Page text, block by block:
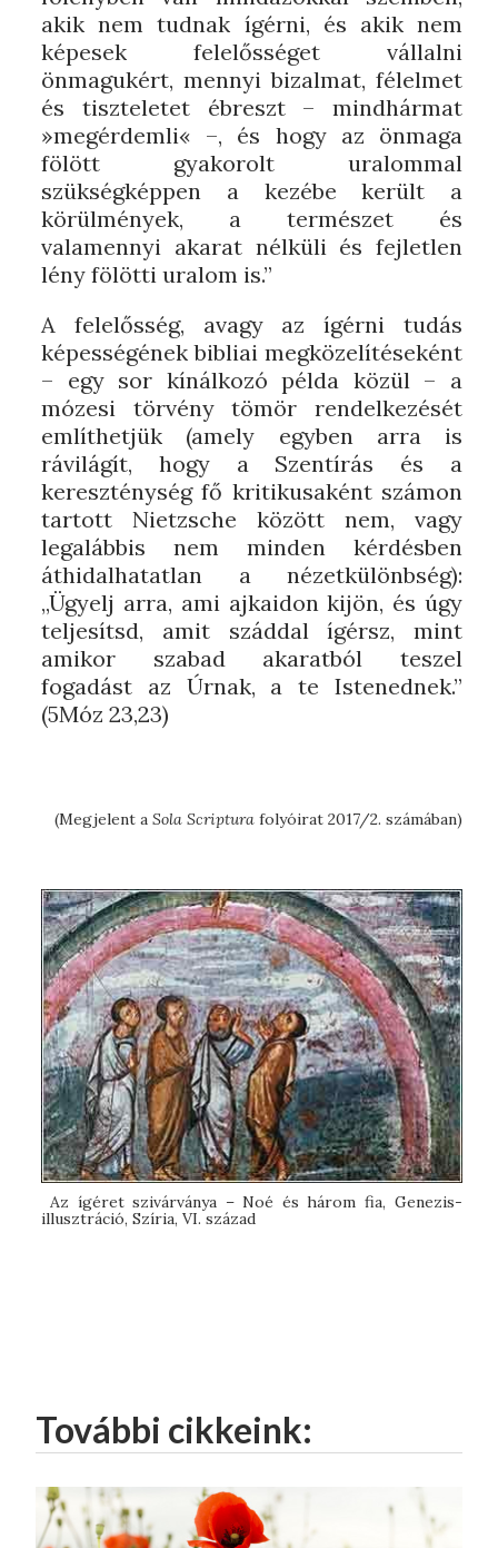
akik nem tudnak ígérni, és akik nem
képesek felelősséget vállalni
önmagukért, mennyi bizalmat, félelmet
és tiszteletet ébreszt – mindhármat
»megérdemli« –, és hogy az önmaga
fölött gyakorolt uralommal
szükségképpen a kezébe került a
körülmények, a természet és
valamennyi akarat nélküli és fejletlen
lény fölötti uralom is.”
A felelősség, avagy az ígérni tudás
képességének bibliai megközelítéseként
– egy sor kínálkozó példa közül – a
mózesi törvény tömör rendelkezését
említhetjük (amely egyben arra is
rávilágít, hogy a Szentírás és a
kereszténység fő kritikusaként számon
tartott Nietzsche között nem, vagy
legalábbis nem minden kérdésben
áthidalhatatlan a nézetkülönbség):
„Ügyelj arra, ami ajkaidon kijön, és úgy
teljesítsd, amit száddal ígérsz, mint
amikor szabad akaratból teszel
fogadást az Úrnak, a te Istenednek.”
(5Móz 23,23)
(Megjelent a Sola Scripturafolyóirat 2017/2. számában)
Az ígéret szivárványa – Noé és három fia, Genezis-
illusztráció, Szíria, VI. század
További cikkeink: